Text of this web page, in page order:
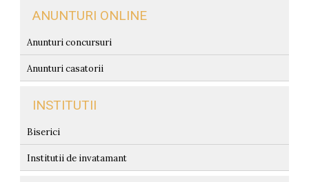
ANUNTURI ONLINE
Anunturi concursuri
Anunturi casatorii
INSTITUTII
Biserici
Institutii de invatamant